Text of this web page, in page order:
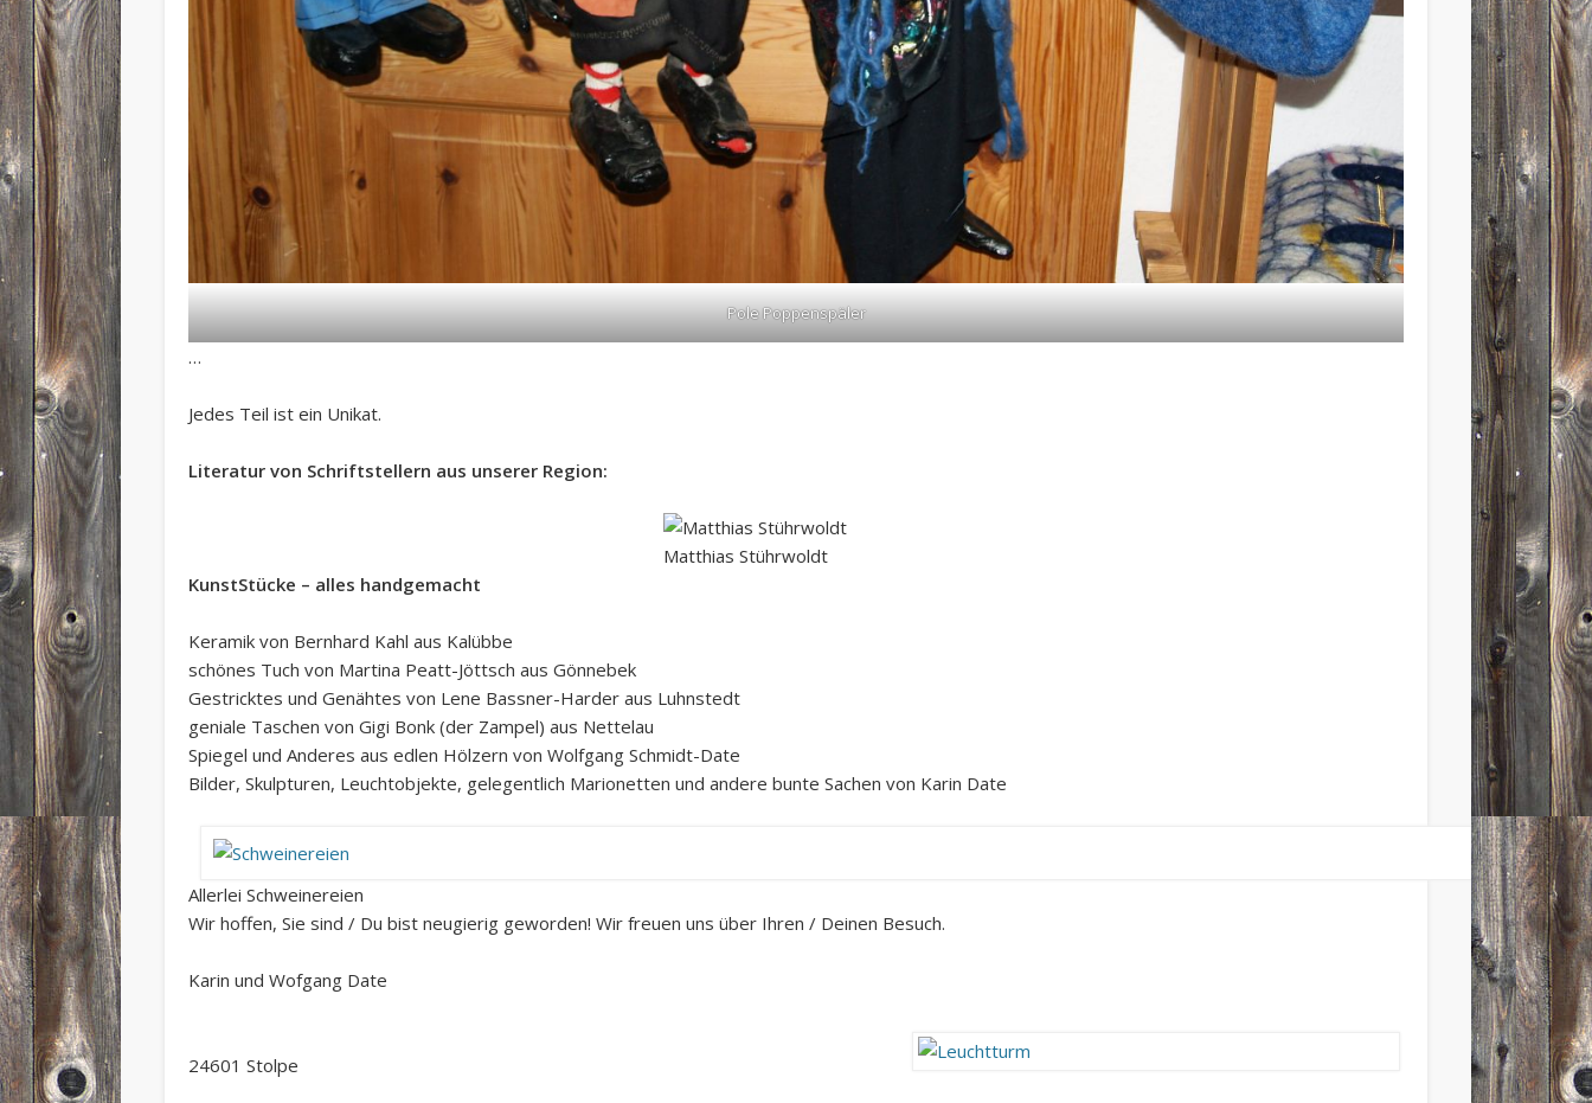
Pole Poppenspäler
…
Jedes Teil ist ein Unikat.
Literatur von Schriftstellern aus unserer Region:
Matthias Stührwoldt
KunstStücke – alles handgemacht
Keramik von Bernhard Kahl aus Kalübbe
schönes Tuch von Martina Peatt-Jöttsch aus Gönnebek
Gestricktes und Genähtes von Lene Bassner-Harder aus Luhnstedt
geniale Taschen von Gigi Bonk (der Zampel) aus Nettelau
Spiegel und Anderes aus edlen Hölzern von Wolfgang Schmidt-Date
Bilder, Skulpturen, Leuchtobjekte, gelegentlich Marionetten und andere bunte Sachen von Karin Date
Allerlei Schweinereien
Wir hoffen, Sie sind / Du bist neugierig geworden! Wir freuen uns über Ihren / Deinen Besuch.
Karin und Wofgang Date
24601 Stolpe